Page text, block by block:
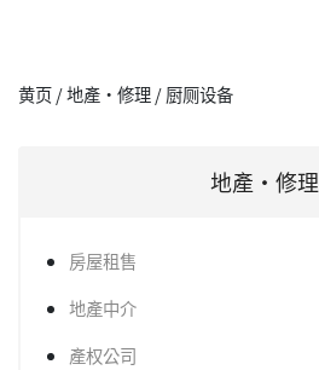
黄页 / 地產·修理 / 厨厕设备
地產·修理
房屋租售
地產中介
產权公司